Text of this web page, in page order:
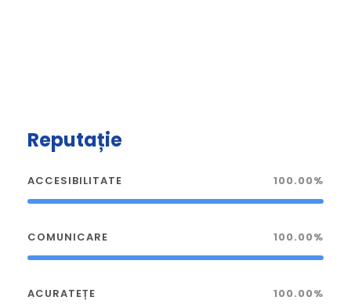
Reputație
ACCESIBILITATE 100.00%
COMUNICARE 100.00%
ACURATEȚE 100.00%